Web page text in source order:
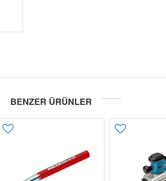
BENZER ÜRÜNLER